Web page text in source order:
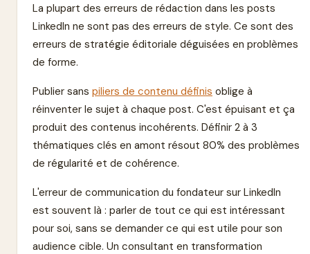
La plupart des erreurs de rédaction dans les posts
LinkedIn ne sont pas des erreurs de style. Ce sont des
erreurs de stratégie éditoriale déguisées en problèmes
de forme.
Publier sans piliers de contenu définis oblige à
réinventer le sujet à chaque post. C'est épuisant et ça
produit des contenus incohérents. Définir 2 à 3
thématiques clés en amont résout 80% des problèmes
de régularité et de cohérence.
L'erreur de communication du fondateur sur LinkedIn
est souvent là : parler de tout ce qui est intéressant
pour soi, sans se demander ce qui est utile pour son
audience cible. Un consultant en transformation